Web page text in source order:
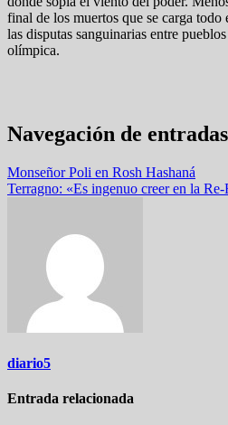
final de los muertos que se carga
las disputas sanguinarias entre
olímpica.
Navegación de entradas
Monseñor Poli en Rosh Hashaná
Terragno: «Es ingenuo creer en la Re-
diario5
Entrada relacionada